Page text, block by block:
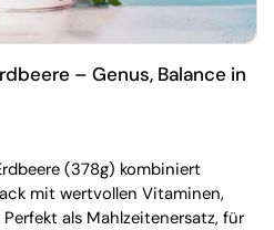
– Genus, Balance in
(378g) kombiniert
mit wertvollen Vitaminen,
als Mahlzeitenersatz, für